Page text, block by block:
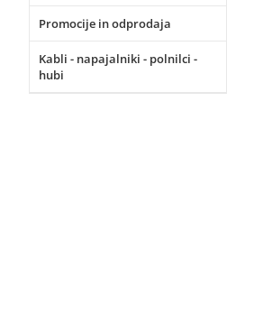
Promocije in odprodaja
Kabli - napajalniki - polnilci -
hubi